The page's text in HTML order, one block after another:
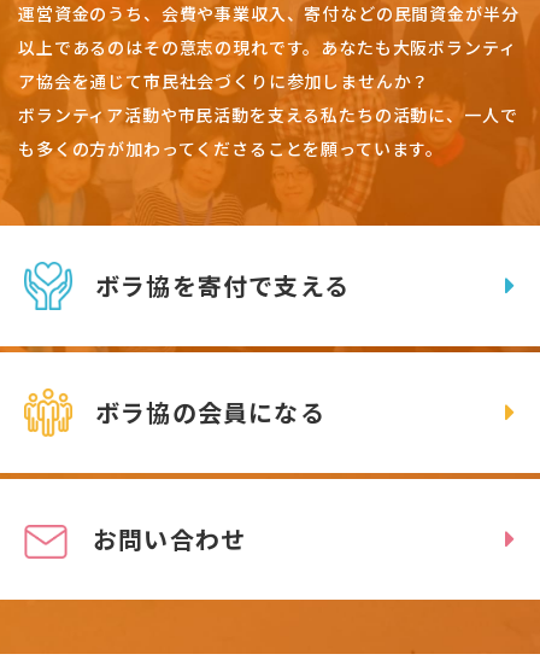
運営資金のうち、会費や事業収入、寄付などの民間資金が半分
以上であるのはその意志の現れです。 あなたも大阪ボランティ
ア協会を通じて市民社会づくりに参加しませんか？
ボランティア活動や市民活動を支える私たちの活動に、一人で
も多くの方が加わってくださることを願っています。
ボラ協を寄付で支える
ボラ協の会員になる
お問い合わせ